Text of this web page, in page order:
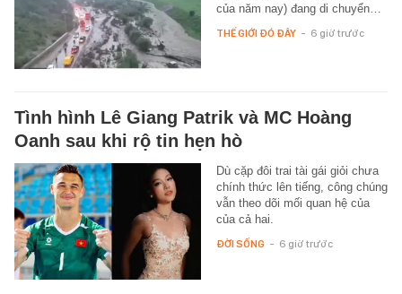
của năm nay) đang di chuyển…
THẾ GIỚI ĐÓ ĐÂY - 6 giờ trước
Tình hình Lê Giang Patrik và MC Hoàng
Oanh sau khi rộ tin hẹn hò
Dù cặp đôi trai tài gái giỏi chưa
chính thức lên tiếng, công chúng
vẫn theo dõi mối quan hệ của
của cả hai.
ĐỜI SỐNG - 6 giờ trước